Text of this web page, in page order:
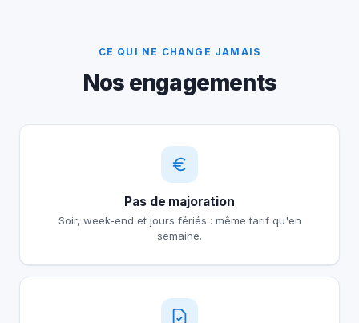
CE QUI NE CHANGE JAMAIS
Nos engagements
Pas de majoration
Soir, week-end et jours fériés : même tarif qu'en
semaine.